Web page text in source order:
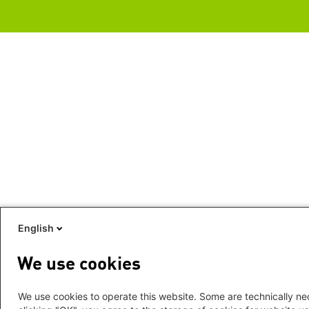
English
We use cookies
We use cookies to operate this website. Some are technically